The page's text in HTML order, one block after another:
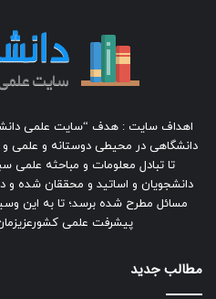
اهداف سایت : هدف “سایت علمی
دانشگاهی در محیطی دوستانه و علمی
تا تبادل معلومات و مباحثه علمی
دانشجویان و اساتید و محققان شده و
مسائل مطرح شده برسد؛ تا به این
پیشرفت علمی
مطالب جدید